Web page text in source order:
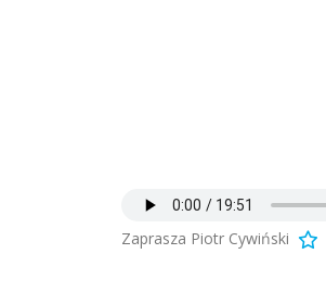
Zaprasza Piotr Cywiński